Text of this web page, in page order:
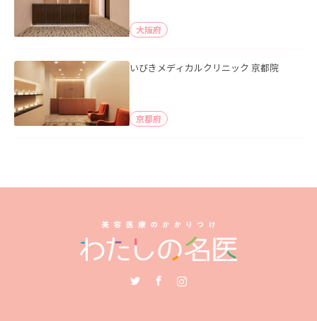
大阪府
いびきメディカルクリニック 京都院
京都府